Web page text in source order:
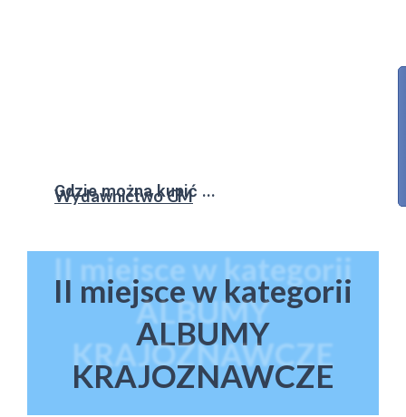
Gdzie można kupić ...
Wydawnictwo CM
II miejsce w kategorii
ALBUMY
KRAJOZNAWCZE